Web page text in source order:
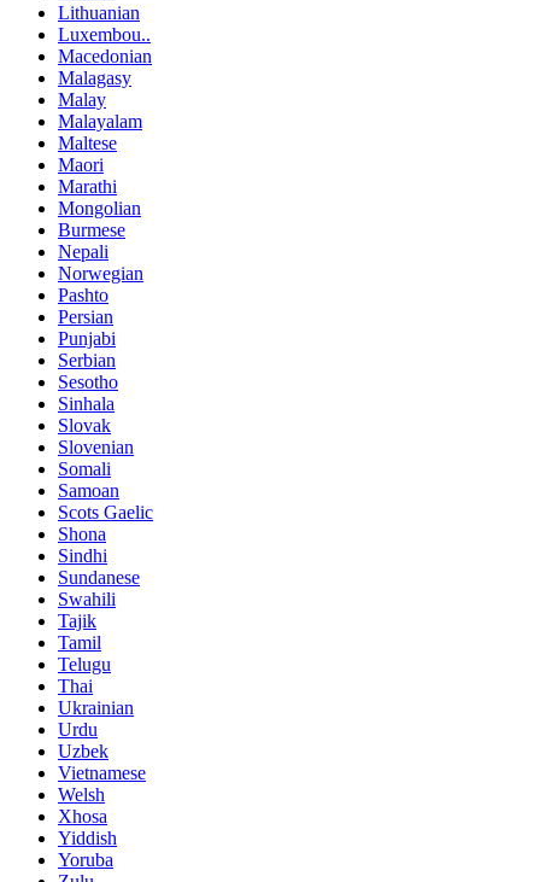
Lithuanian
Luxembou..
Macedonian
Malagasy
Malay
Malayalam
Maltese
Maori
Marathi
Mongolian
Burmese
Nepali
Norwegian
Pashto
Persian
Punjabi
Serbian
Sesotho
Sinhala
Slovak
Slovenian
Somali
Samoan
Scots Gaelic
Shona
Sindhi
Sundanese
Swahili
Tajik
Tamil
Telugu
Thai
Ukrainian
Urdu
Uzbek
Vietnamese
Welsh
Xhosa
Yiddish
Yoruba